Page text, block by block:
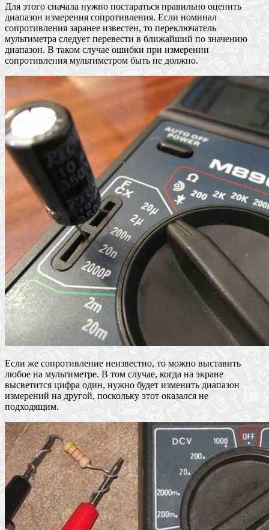
Для этого сначала нужно постараться правильно оценить
диапазон измерения сопротивления. Если номинал
сопротивления заранее известен, то переключатель
мультиметра следует перевести в ближайший по значению
диапазон. В таком случае ошибки при измерении
сопротивления мультиметром быть не должно.
Если же сопротивление неизвестно, то можно выставить
любое на мультиметре. В том случае, когда на экране
высветится цифра один, нужно будет изменить диапазон
измерений на другой, поскольку этот оказался не
подходящим.